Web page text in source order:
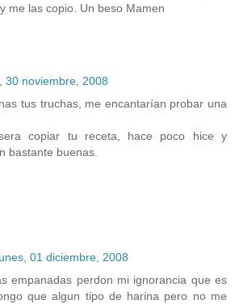
me las copio. Un beso Mamen
30 noviembre, 2008
tus truchas, me encantarían probar una
copiar tu receta, hace poco hice y
bastante buenas.
01 diciembre, 2008
empanadas perdon mi ignorancia que es
que algun tipo de harina pero no me